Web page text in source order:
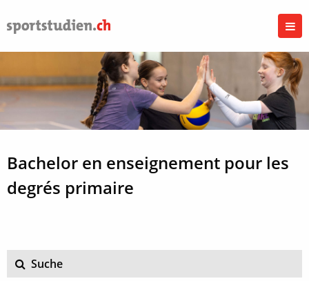
Bachelor en enseignement pour les
degrés primaire
Suche